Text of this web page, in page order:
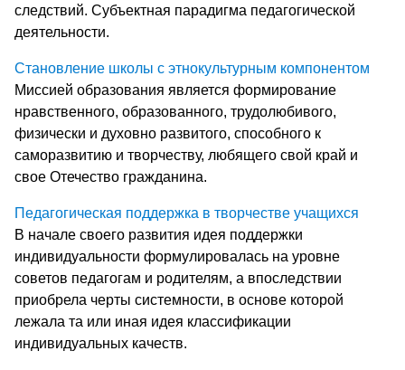
следствий. Субъектная парадигма педагогической
деятельности.
Становление школы с этнокультурным компонентом
Миссией образования является формирование
нравственного, образованного, трудолюбивого,
физически и духовно развитого, способного к
саморазвитию и творчеству, любящего свой край и
свое Отечество гражданина.
Педагогическая поддержка в творчестве учащихся
В начале своего развития идея поддержки
индивидуальности формулировалась на уровне
советов педагогам и родителям, а впоследствии
приобрела черты системности, в основе которой
лежала та или иная идея классификации
индивидуальных качеств.